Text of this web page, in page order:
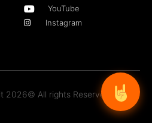
YouTube
Instagram
2026© All rights Reserved.